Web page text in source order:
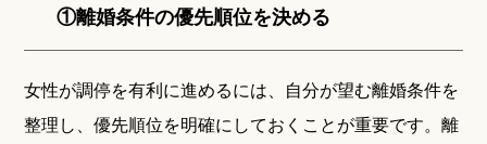
①離婚条件の優先順位を決める
女性が調停を有利に進めるには、自分が望む離婚条件を
整理し、優先順位を明確にしておくことが重要です。離